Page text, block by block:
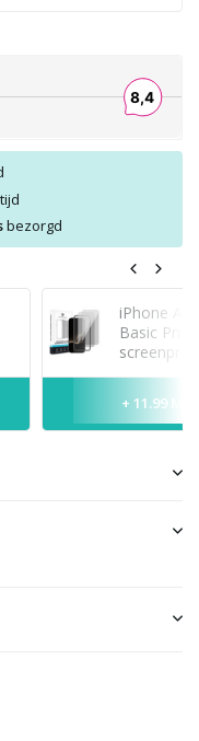
bezorgd
iPhone Air
Basic
+ 11.99